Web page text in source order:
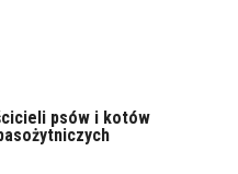
psów i kotów